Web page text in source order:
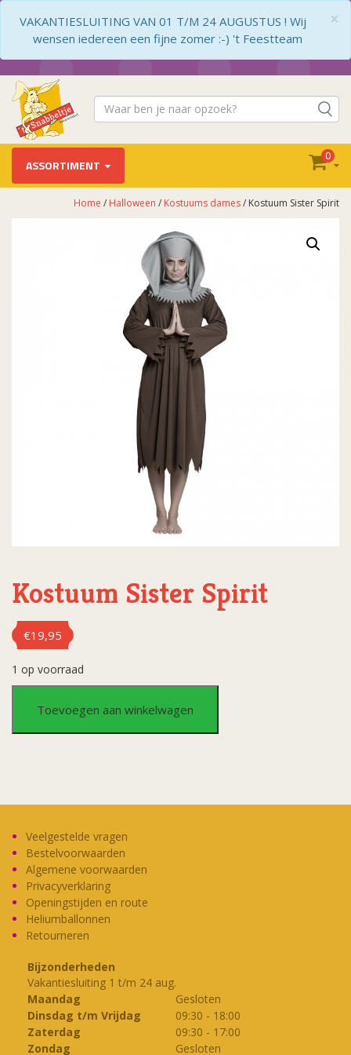
×
VAKANTIESLUITING VAN 01 T/M 24 AUGUSTUS ! Wij
wensen iedereen een fijne zomer :-) 't Feestteam
ASSORTIMENT
0
Home / Halloween / Kostuums dames/ Kostuum Sister Spirit
Kostuum Sister Spirit
€19,95
1 op voorraad
Sister
aantal
Toevoegen aan winkelwagen
Veelgestelde vragen
Bestelvoorwaarden
Algemene voorwaarden
Privacyverklaring
Openingstijden en route
Heliumballonnen
Retourneren
Bijzonderheden
Vakantiesluiting 1 t/m 24 aug.
Maandag
Gesloten
Dinsdag t/m Vrijdag
09:30 - 18:00
Zaterdag
09:30 - 17:00
Zondag
Gesloten